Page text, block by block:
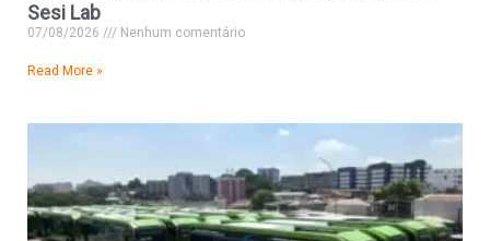
Sesi Lab
07/08/2026 Nenhum comentário
Read More »